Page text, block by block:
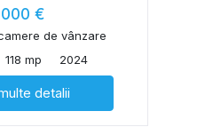
€
de vânzare
118 mp 2024
detalii